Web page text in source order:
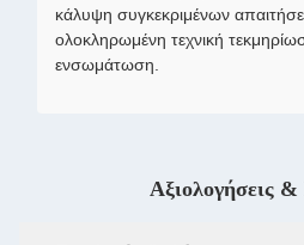
κάλυψη συγκεκριμένων
ολοκληρωμένη τεχνική
ενσωμάτωση.
Αξιολογήσεις &